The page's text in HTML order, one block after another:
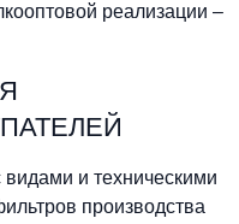
реализации –
и техническими
производства